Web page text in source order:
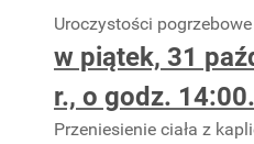
Uroczystości
w piątek, 31
r., o godz. 14:00.
Przeniesienie ciała z